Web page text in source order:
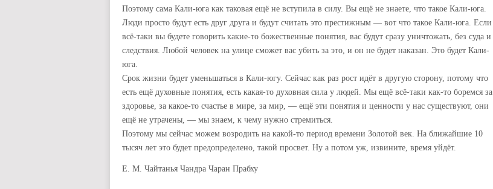
Поэтому сама Кали-юга как таковая ещё не вступила в силу. Вы ещё не знаете, что такое Кали-юга.
Люди просто будут есть друг друга и будут считать это престижным — вот что такое Кали-юга. Если
всё-таки вы будете говорить какие-то божественные понятия, вас будут сразу уничтожать, без суда и
следствия. Любой человек на улице сможет вас убить за это, и он не будет наказан. Это будет Кали-
юга.
Срок жизни будет уменьшаться в Кали-югу. Сейчас как раз рост идёт в другую сторону, потому что
есть ещё духовные понятия, есть какая-то духовная сила у людей. Мы ещё всё-таки как-то боремся за
здоровье, за какое-то счастье в мире, за мир, — ещё эти понятия и ценности у нас существуют, они
ещё не утрачены, — мы знаем, к чему нужно стремиться.
Поэтому мы сейчас можем возродить на какой-то период времени Золотой век. На ближайшие 10
тысяч лет это будет предопределено, такой просвет. Ну а потом уж, извините, время уйдёт.
Е. М. Чайтанья Чандра Чаран Прабху